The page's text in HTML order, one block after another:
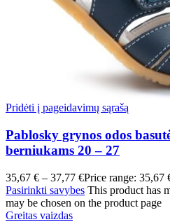
Pridėti į pageidavimų sąrašą
Pablosky grynos odos
berniukams 20 – 27
35,67 € – 37,77 €Price range: 35,67
Pasirinkti savybes This product has
may be chosen on the product page
Greitas vaizdas